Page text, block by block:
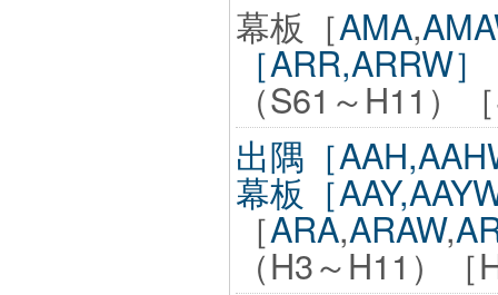
幕板［AMA,
［ARR,ARRW］
（S61～H11）
出隅［
幕板［
［ARA,ARAW,
（H3～H11）